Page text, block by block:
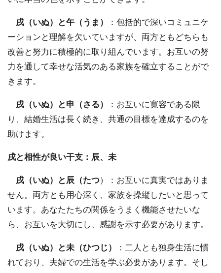
戌（いぬ）と午（うま）
：包括的で深いコミュニケ
ーションと理解を欠いていますが、両方ともどちらも
改善と努力に積極的に取り組んでいます。お互いの努
力を通して幸せな活気のある家族を確立することがで
きます。
戌（いぬ）と申（さる）
：お互いに寛容である限
り、結婚生活は長く続き、共通の目標を達成するのを
助けます。
戌と相性が良い干支：辰、未
戌（いぬ）と辰（たつ）：お互いに真実ではありま
せん。両方とも用心深く、家族を操縦したいと思って
います。あなたたちの関係をうまく機能させたいな
ら、お互いを大切にし、感謝を示す必要があります。
戌（いぬ）と未（ひつじ）
：二人とも独身生活に慣
れており、夫婦での生活を学ぶ必要があります。そし